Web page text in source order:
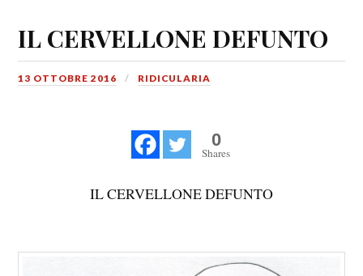
IL CERVELLONE DEFUNTO
13 OTTOBRE 2016 RIDICULARIA
0
Shares
IL CERVELLONE DEFUNTO